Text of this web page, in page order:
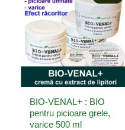
BIO-VENAL+ : BIO
pentru picioare grele,
varice 500 ml